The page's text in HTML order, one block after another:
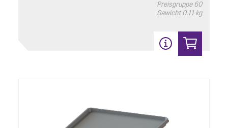
Preisgruppe 60
Gewicht 0.11 kg